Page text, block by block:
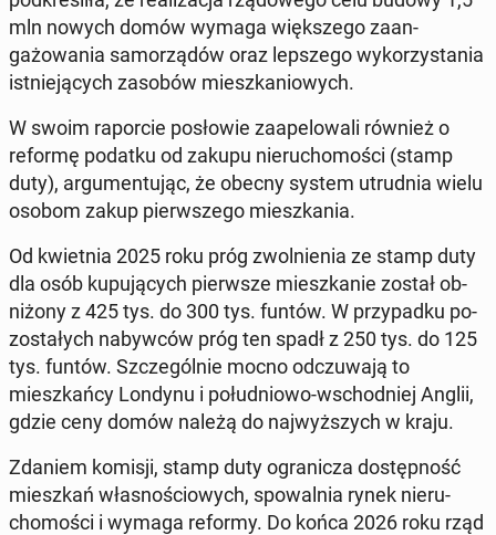
mln nowych domów wymaga więk­szego zaan­
gażowa­nia samorządów oraz lep­szego wyko­rzys­ta­nia
ist­nieją­cych zasobów mieszkan­iowych.
W swoim ra­por­cie posłowie za­apelowali również o
reformę podatku od zakupu nieru­chomoś­ci (stamp
duty), ar­gu­men­tu­jąc, że obecny system utrud­nia wielu
osobom zakup pier­wszego mieszka­nia.
Od kwiet­nia 2025 roku próg zwol­nienia ze stamp duty
dla osób kupu­ją­cych pier­wsze mieszkanie został ob­
niżony z 425 tys. do 300 tys. funtów. W przy­pad­ku po­
zostałych naby­w­ców próg ten spadł z 250 tys. do 125
tys. funtów. Szczegól­nie mocno od­czuwa­ją to
mieszkań­cy Londynu i połud­niowo-wschod­niej Anglii,
gdzie ceny domów należą do na­jwyższych w kraju.
Zdaniem komisji, stamp duty ogranicza dostęp­ność
mieszkań włas­noś­ciowych, spowal­nia rynek nieru­
chomoś­ci i wymaga reformy. Do końca 2026 roku rząd